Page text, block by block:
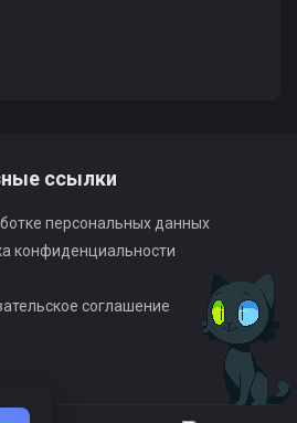
ссылки
персональных данных
конфиденциальности
соглашение